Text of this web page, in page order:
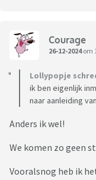
Courage
26-12-2024om
Lollypopje
ik ben eigenlijk
naar aanleiding
Anders ik wel!
We komen zo geen
Vooralsnog heb ik